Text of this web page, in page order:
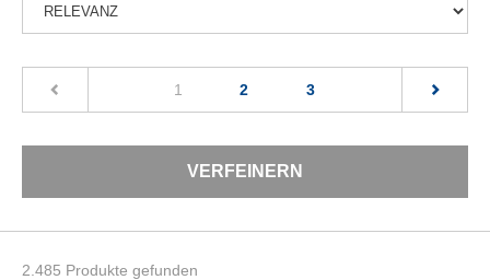
1 (current)2 3
VERFEINERN
2.485 Produkte gefunden